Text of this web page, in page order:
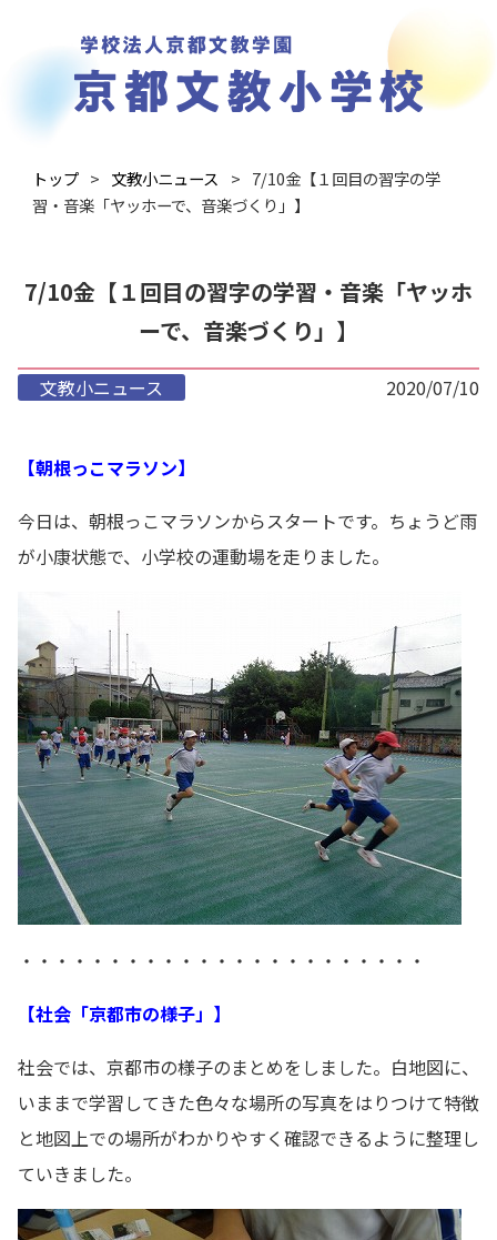
トップ 文教小ニュース
7/10金【１回目の習字の学
習・音楽「ヤッホーで、音楽づくり」】
7/10金【１回目の習字の学習・音楽「ヤッホ
ーで、音楽づくり」】
文教小ニュース 2020/07/10
【朝根っこマラソン】
今日は、朝根っこマラソンからスタートです。ちょうど雨
が小康状態で、小学校の運動場を走りました。
・・・・・・・・・・・・・・・・・・・・・・・
【社会「京都市の様子」】
社会では、京都市の様子のまとめをしました。白地図に、
いままで学習してきた色々な場所の写真をはりつけて特徴
と地図上での場所がわかりやすく確認できるように整理し
ていきました。